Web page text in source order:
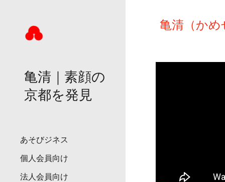
亀清｜素顔の
京都を発見
あそびジネス
個人会員向け
法人会員向け
亀清（か